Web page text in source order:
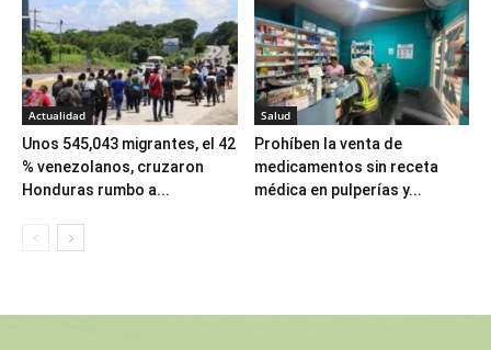
Actualidad
Unos 545,043 migrantes, el 42
% venezolanos, cruzaron
Honduras rumbo a...
Salud
Prohíben la venta de
medicamentos sin receta
médica en pulperías y...